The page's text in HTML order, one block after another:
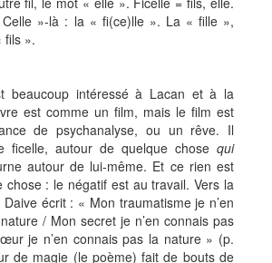
»-là : la « fi(ce)lle ». La « fille »,
».
beaucoup intéressé à Lacan et à la
est comme un film, mais le film est
de psychanalyse, ou un rêve. Il
ficelle, autour de quelque chose qui
autour de lui-même. Et ce rien est
chose : le négatif est au travail. Vers la
écrit : « Mon traumatisme je n’en
/ Mon secret je n’en connais pas
je n’en connais pas la nature » (p.
de magie (le poème) fait de bouts de